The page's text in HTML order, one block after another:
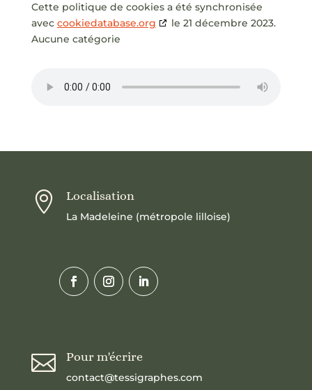
Cette politique de cookies a été synchronisée
avec cookiedatabase.org
le 21 décembre 2023.
Aucune catégorie
 Localisation
La Madeleine (métropole lilloise)
 Pour m'écrire
contact@tessigraphes.com